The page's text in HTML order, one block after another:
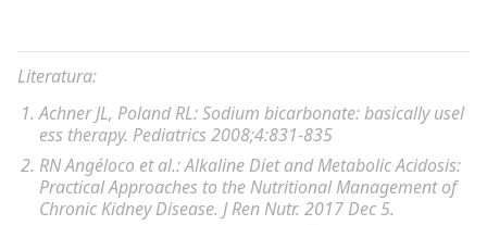
Literatura:
Achner JL, Poland RL: Sodium bicarbonate: basically usel
ess therapy. Pediatrics 2008;4:831-835
RN Angéloco et al.: Alkaline Diet and Metabolic Acidosis:
Practical Approaches to the Nutritional Management of
Chronic Kidney Disease. J Ren Nutr. 2017 Dec 5.